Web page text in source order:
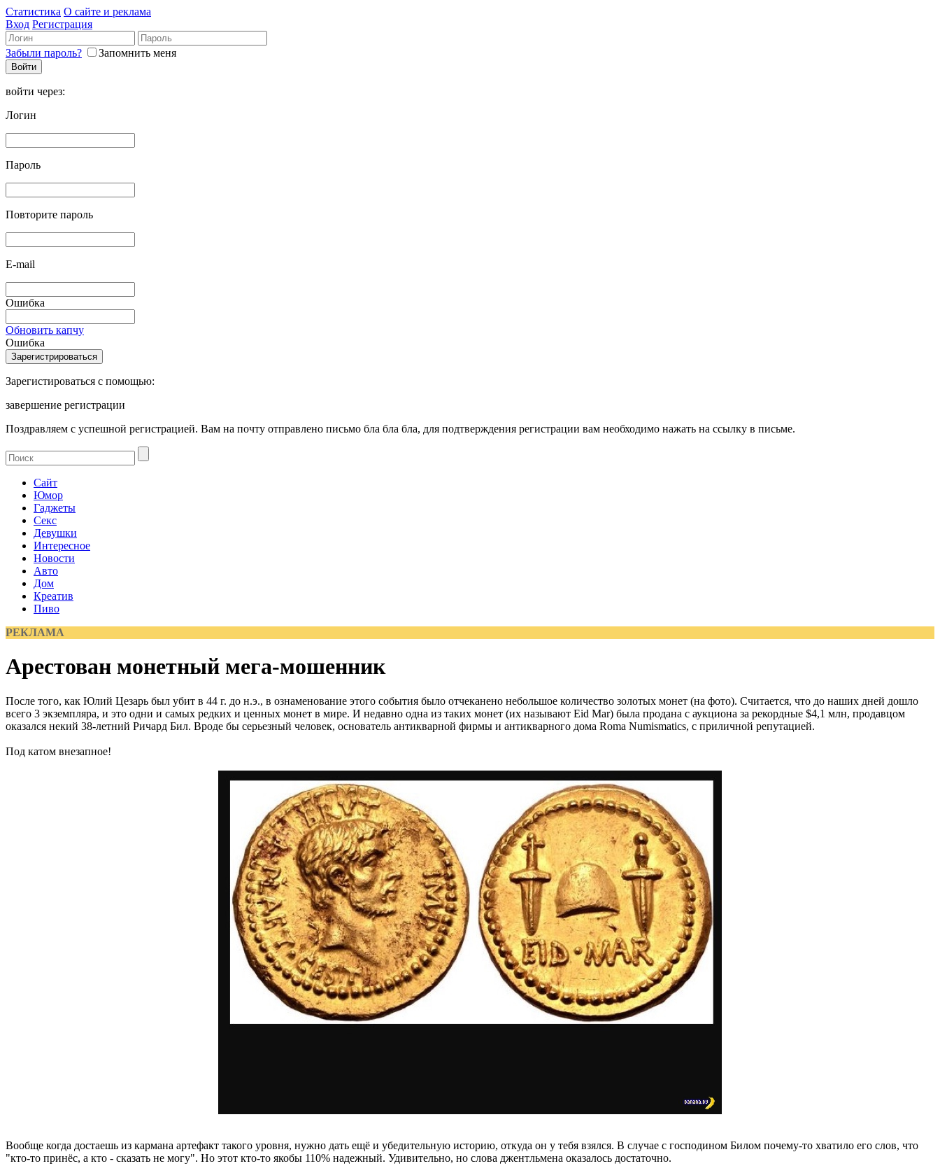
Статистика О сайте и реклама
Вход Регистрация
Забыли пароль? Запомнить меня
войти через:
Логин
Пароль
Повторите пароль
E-mail
Ошибка
Обновить капчу
Ошибка
Зарегистироваться с помощью:
завершение регистрации
Поздравляем с успешной регистрацией. Вам на почту отправлено письмо бла бла бла, для подтверждения регистрации вам необходимо нажать на ссылку в письме.
Сайт
Юмор
Гаджеты
Секс
Девушки
Интересное
Новости
Авто
Дом
Креатив
Пиво
РЕКЛАМА
Арестован монетный мега-мошенник
После того, как Юлий Цезарь был убит в 44 г. до н.э., в ознаменование этого события было отчеканено небольшое количество золотых монет (на фото). Считается, что до наших дней дошло
всего 3 экземпляра, и это одни и самых редких и ценных монет в мире. И недавно одна из таких монет (их называют Eid Mar) была продана с аукциона за рекордные $4,1 млн, продавцом
оказался некий 38-летний Ричард Бил. Вроде бы серьезный человек, основатель антикварной фирмы и антикварного дома Roma Numismatics, с приличной репутацией.
Под катом внезапное!
Вообще когда достаешь из кармана артефакт такого уровня, нужно дать ещё и убедительную историю, откуда он у тебя взялся. В случае с господином Билом почему-то хватило его слов, что
"кто-то принёс, а кто - сказать не могу". Но этот кто-то якобы 110% надежный. Удивительно, но слова джентльмена оказалось достаточно.